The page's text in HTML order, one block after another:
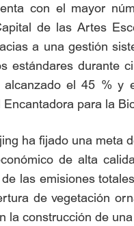
con el mayor
de las Artes
a una gestión
estándares durante
el 45 % y
para la
ha fijado una
de alta
las emisiones
de vegetación
la construcción de